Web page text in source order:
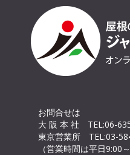
お問合せは
大 阪 本 社 TEL:06-
東京営業所 TEL:03-
（営業時間は平日9:00